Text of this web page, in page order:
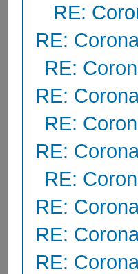
RE:
RE:
RE:
RE:
RE:
RE:
RE:
RE:
RE:
RE: